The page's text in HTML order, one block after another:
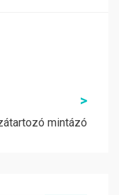
>
mintázó